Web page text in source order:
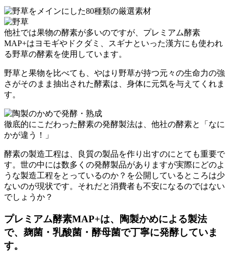
他社では果物の酵素が多いのですが、プレミアム酵素
MAP+はヨモギやドクダミ、スギナといった漢方にも使われ
る野草の酵素を使用しています。
野草と果物を比べても、やはり野草が持つ元々の生命力の強
さがそのまま抽出された酵素は、身体に元気を与えてくれま
す。
徹底的にこだわった酵素の発酵製法は、他社の酵素と
「なに
かが違う！」
酵素の製造工程は、良質の製品を作り出すのにとても重要で
す。世の中には数多くの発酵製品がありますが実際にどのよ
うな製造工程をとっているのか？を公開しているところは少
ないのが現状です。それだと消費者も不安になるのではない
でしょうか？
プレミアム酵素MAP+は、陶製かめによる製法
で、麹菌・乳酸菌・酵母菌で丁寧に発酵していま
す。